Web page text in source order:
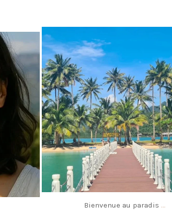
carpediem.travel.guide
Déc 7
Bienvenue au paradis ...